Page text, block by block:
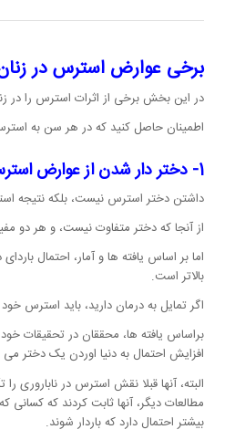
برخی عوارض استرس در
در این بخش برخی از اثرات استرس را در
اطمینان حاصل کنید که در هر سن به
1- دختر دار شدن از عوارض استرس در زنان
داشتن دختر استرس نیست، بلکه نتیجه
از آنجا که دختر متفاوت نیست، و هر دو
اما بر اساس یافته ها و آمار، احتمال
بالاتر است.
اگر تمایل به درمان دارید، باید استرس
براساس یافته ها، محققان در تحقیقات
افزایش احتمال به دنیا اوردن یک دختر
البته، آنها قبلا نقش استرس در ناباروری را
مطالعات دیگر، آنها ثابت کردند که
بیشتر احتمال دارد که باردار شوند.